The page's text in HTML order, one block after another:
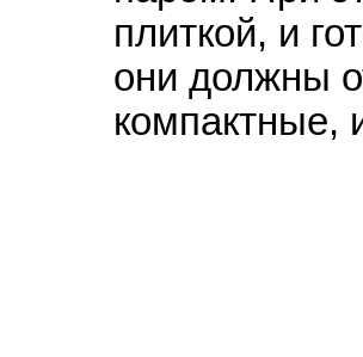
плиткой, и
они должны
компактные,